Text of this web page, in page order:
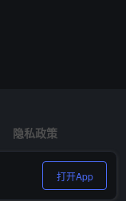
隐私政策
打开App